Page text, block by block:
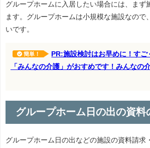
グループホームに入居したい場合には、まず
ます。グループホームは小規模な施設なので
いです。
簡単！
PR:施設検討はお早めに！す
「みんなの介護」がおすめです！みんなの
グループホーム日の出の資料
グループホーム日の出などの施設の資料請求